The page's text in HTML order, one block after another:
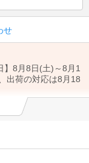
せ
】8月8日(土)～8月1
出荷の対応は8月18
様のメールアドレ
。